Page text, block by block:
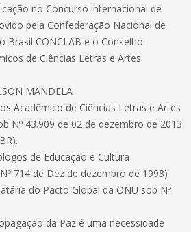
no Concurso internacional de
pela Confederação Nacional de
Brasil CONCLAB e o Conselho
de Ciências Letras e Artes
MANDELA
Acadêmico de Ciências Letras e Artes
Nº 43.909 de 02 de dezembro de 2013
de Educação e Cultura
714 de Dez de dezembro de 1998)
do Pacto Global da ONU sob Nº
da Paz é uma necessidade